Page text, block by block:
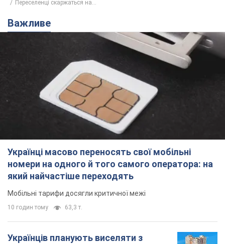
Переселенці скаржаться на...
Важливе
Українці масово переносять свої мобільні
номери на одного й того самого оператора: на
який найчастіше переходять
Мобільні тарифи досягли критичної межі
10 годин тому 63,3 т.
Українців планують виселяти з